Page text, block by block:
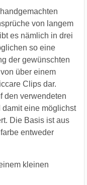
von langem
es nämlich in drei
so eine
der gewünschten
über einem
Clips dar.
den verwendeten
eine möglichst
Die Basis ist aus
entweder
kleinen